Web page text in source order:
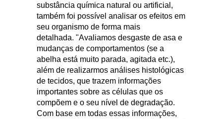
substância química natural ou artificial,
também foi possível analisar os efeitos em
seu organismo de forma mais
detalhada. "Avaliamos desgaste de asa e
mudanças de comportamentos (se a
abelha está muito parada, agitada etc.),
além de realizarmos análises histológicas
de tecidos, que trazem informações
importantes sobre as células que os
compõem e o seu nível de degradação.
Com base em todas essas informações,